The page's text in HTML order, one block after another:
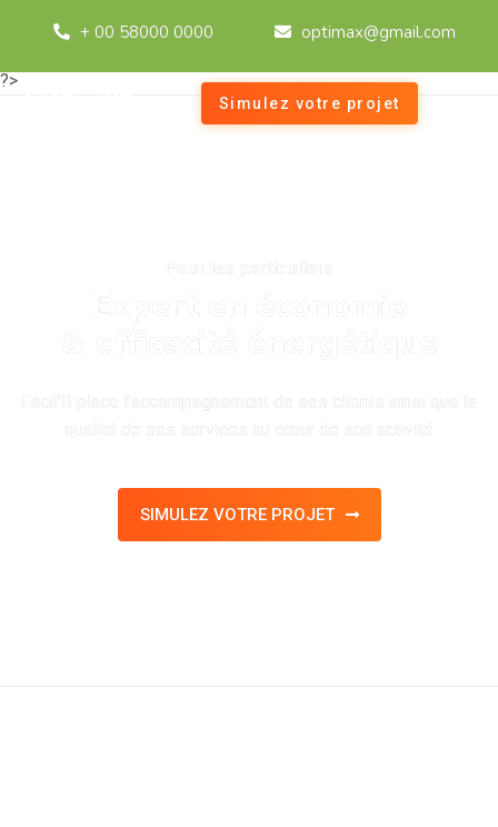
+ 00 58000 0000 optimax@gmail.com
Simulez votre projet
?>
SIMULEZ VOTRE PROJET